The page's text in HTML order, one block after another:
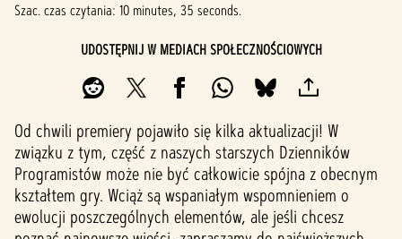
Szac. czas czytania 10 minutes, 35 seconds
UDOSTĘPNIJ W MEDIACH SPOŁECZNOŚCIOWYCH
Od chwili premiery pojawiło się kilka aktualizacji! W
związku z tym, część z naszych starszych Dzienników
Programistów może nie być całkowicie spójna z obecnym
kształtem gry. Wciąż są wspaniałym wspomnieniem o
ewolucji poszczególnych elementów, ale jeśli chcesz